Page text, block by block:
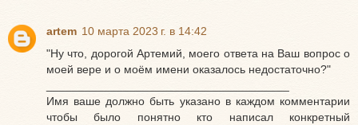
artem 10 марта 2023 г. в 14:42
"Ну что, дорогой Артемий, моего ответа на Ваш вопрос о
моей вере и о моём имени оказалось недостаточно?"
Имя ваше должно быть указано в каждом комментарии
чтобы было понятно кто написал конкретный